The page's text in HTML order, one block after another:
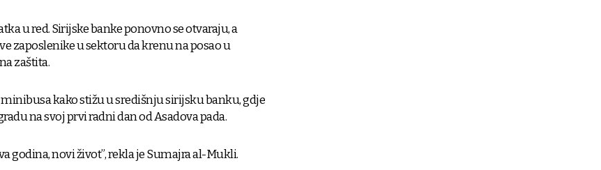
u red. Sirijske banke ponovno se otvaraju, a
zaposlenike u sektoru da krenu na posao u
zaštita.
kako stižu u središnju sirijsku banku, gdje
na svoj prvi radni dan od Asadova pada.
godina, novi život”, rekla je Sumajra al-Mukli.